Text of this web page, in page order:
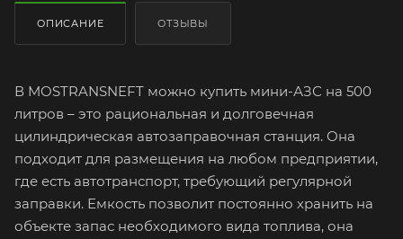
ОПИСАНИЕ ОТЗЫВЫ
В MOSTRANSNEFT можно купить мини-АЗС на 500
литров – это рациональная и долговечная
цилиндрическая автозаправочная станция. Она
подходит для размещения на любом предприятии,
где есть автотранспорт, требующий регулярной
заправки. Емкость позволит постоянно хранить на
объекте запас необходимого вида топлива, она